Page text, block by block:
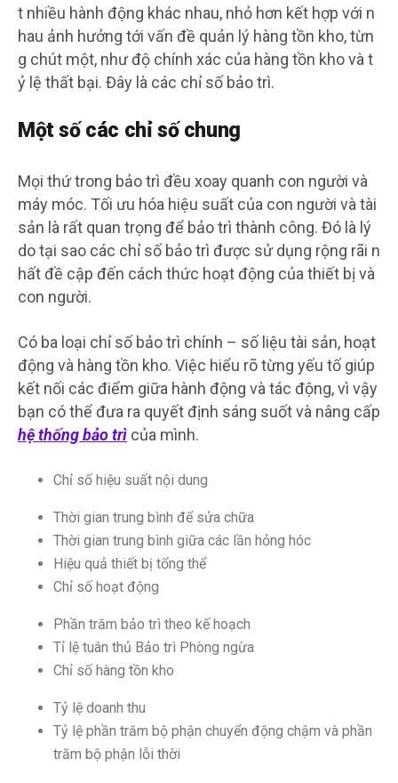
t nhiều hành động khác nhau, nhỏ hơn kết hợp với n
hau ảnh hưởng tới vấn đề quản lý hàng tồn kho, từn
g chút một, như độ chính xác của hàng tồn kho và t
ỷ lệ thất bại. Đây là các chỉ số bảo trì.
Một số các chỉ số chung
Mọi thứ trong bảo trì đều xoay quanh con người và
máy móc. Tối ưu hóa hiệu suất của con người và tài
sản là rất quan trọng để bảo trì thành công. Đó là lý
do tại sao các chỉ số bảo trì được sử dụng rộng rãi n
hất đề cập đến cách thức hoạt động của thiết bị và
con người.
Có ba loại chỉ số bảo trì chính – số liệu tài sản, hoạt
động và hàng tồn kho. Việc hiểu rõ từng yếu tố giúp
kết nối các điểm giữa hành động và tác động, vì vậy
bạn có thể đưa ra quyết định sáng suốt và nâng cấp
hệ thống bảo trì của mình.
Chỉ số hiệu suất nội dung
Thời gian trung bình để sửa chữa
Thời gian trung bình giữa các lần hỏng hóc
Hiệu quả thiết bị tổng thể
Chỉ số hoạt động
Phần trăm bảo trì theo kế hoạch
Tỉ lệ tuân thủ Bảo trì Phòng ngừa
Chỉ số hàng tồn kho
Tỷ lệ doanh thu
Tỷ lệ phần trăm bộ phận chuyển động chậm và phần
trăm bộ phận lỗi thời